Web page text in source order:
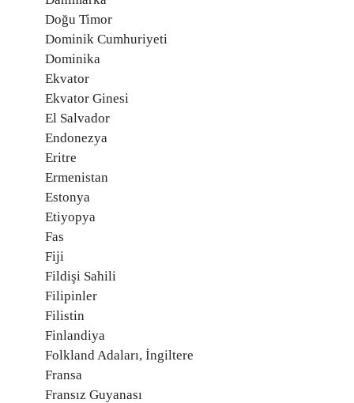
Doğu Timor
Dominik Cumhuriyeti
Dominika
Ekvator
Ekvator Ginesi
El Salvador
Endonezya
Eritre
Ermenistan
Estonya
Etiyopya
Fas
Fiji
Fildişi Sahili
Filipinler
Filistin
Finlandiya
Folkland Adaları, İngiltere
Fransa
Fransız Guyanası